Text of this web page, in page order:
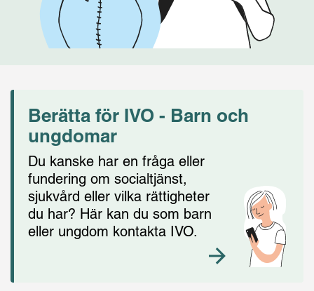
Berätta för IVO - Barn och
ungdomar
Du kanske har en fråga eller
fundering om socialtjänst,
sjukvård eller vilka rättigheter
du har? Här kan du som barn
eller ungdom kontakta IVO.